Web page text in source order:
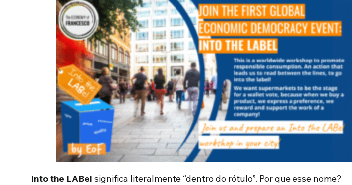
Into the LABel significa literalmente “dentro do rótulo”. Por que esse nome?